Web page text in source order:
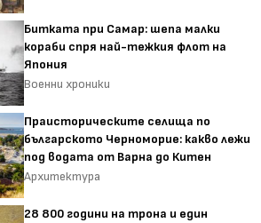
Битката при Самар: шепа малки
кораби спря най-тежкия флот на
Япония
Военни хроники
Праисторическите селища по
българското Черноморие: какво лежи
под водата от Варна до Китен
Архитектура
28 800 години на трона и един